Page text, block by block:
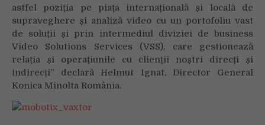
astfel poziția pe piața internațională și locală de
supraveghere și analiză video cu un portofoliu vast
de soluții și prin intermediul diviziei de business
Video Solutions Services (VSS), care gestionează
relația și operațiunile cu clienții noștri direcți și
indirecți” declară Helmut Ignat, Director General
Konica Minolta România.